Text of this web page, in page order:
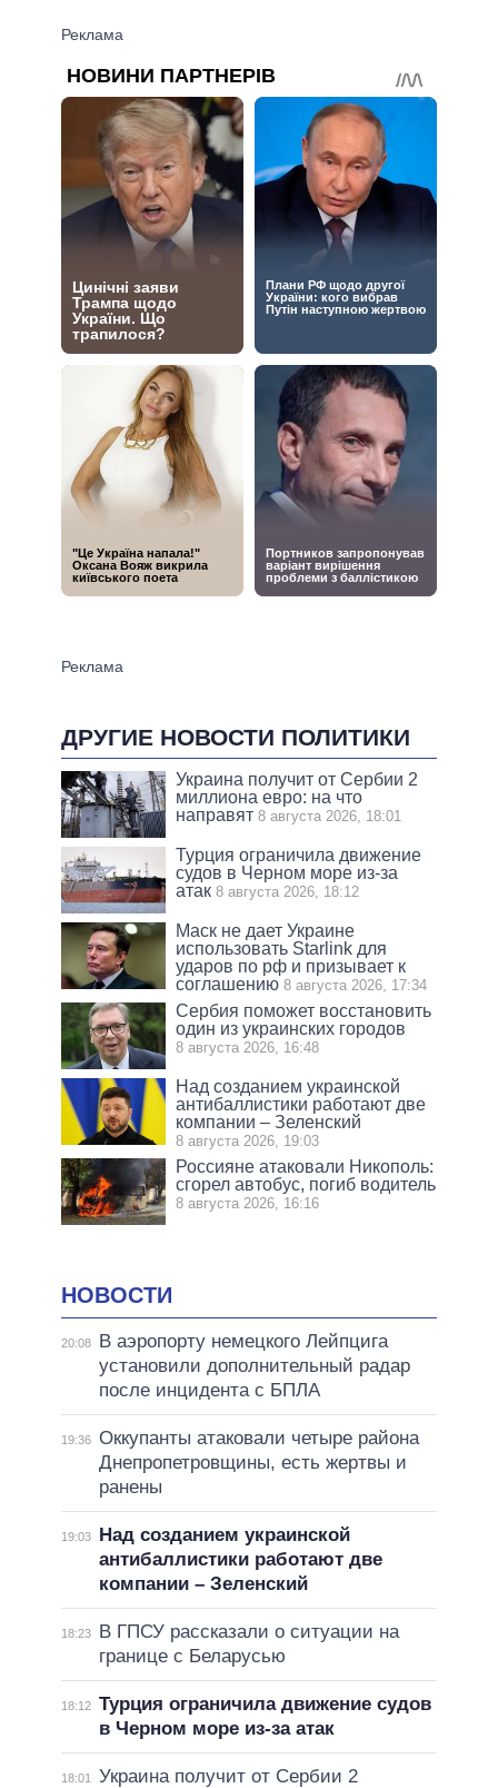
ДРУГИЕ НОВОСТИ ПОЛИТИКИ
Украина получит от Сербии 2
миллиона евро: на что
направят 8 августа 2026, 18:01
Турция ограничила движение
судов в Черном море из-за
атак 8 августа 2026, 18:12
Маск не дает Украине
использовать Starlink для
ударов по рф и призывает к
соглашению 8 августа 2026, 17:34
Сербия поможет восстановить
один из украинских городов
8 августа 2026, 16:48
Над созданием украинской
антибаллистики работают две
компании – Зеленский
8 августа 2026, 19:03
Россияне атаковали Никополь:
сгорел автобус, погиб водитель
8 августа 2026, 16:16
НОВОСТИ
20:08
В аэропорту немецкого Лейпцига
установили дополнительный радар
после инцидента с БПЛА
19:36 Оккупанты атаковали четыре района
Днепропетровщины, есть жертвы и
ранены
19:03
Над созданием украинской
антибаллистики работают две
компании – Зеленский
18:23
В ГПСУ рассказали о ситуации на
границе с Беларусью
18:12 Турция ограничила движение судов
в Черном море из-за атак
18:01
Украина получит от Сербии 2